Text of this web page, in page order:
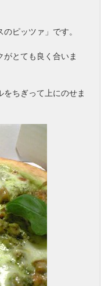
ピッツァ」です。
とても良く合いま
ちぎって上にのせま